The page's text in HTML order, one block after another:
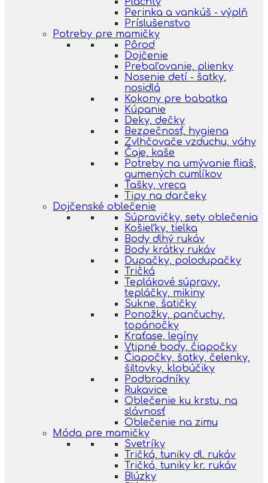
Perinka a vankúš - výplň
Príslušenstvo
Potreby pre mamičky
Pôrod
Dojčenie
Prebaľovanie, plienky
Nosenie detí - šatky,
nosidlá
Kokony pre babatka
Kúpanie
Deky, dečky
Bezpečnosť, hygiena
Zvlhčovače vzduchu, váhy
Čaje, kaše
Potreby na umývanie fliaš,
gumených cumlíkov
Tašky, vreca
Tipy na darčeky
Dojčenské oblečenie
Súpravičky, sety oblečenia
Košieľky, tielka
Body dlhý rukáv
Body krátky rukáv
Dupačky, polodupačky
Tričká
Teplákové súpravy,
tepláčky, mikiny
Sukne, šatičky
Ponožky, pančuchy,
topánočky
Kraťase, legíny
Vtipné body, čiapočky
Čiapočky, šatky, čelenky,
šiltovky, klobúčiky
Podbradníky
Rukavice
Oblečenie ku krstu, na
slávnosť
Oblečenie na zimu
Móda pre mamičky
Svetríky
Tričká, tuniky dl. rukáv
Tričká, tuniky kr. rukáv
Blúzky